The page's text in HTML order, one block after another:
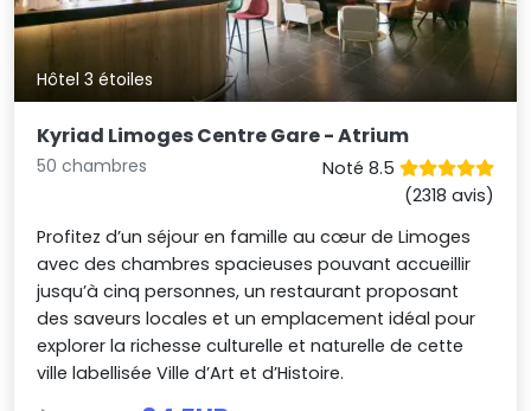
Hôtel 3 étoiles
Kyriad Limoges Centre Gare - Atrium
50 chambres
Noté 8.5
(2318 avis)
Profitez d’un séjour en famille au cœur de Limoges
avec des chambres spacieuses pouvant accueillir
jusqu’à cinq personnes, un restaurant proposant
des saveurs locales et un emplacement idéal pour
explorer la richesse culturelle et naturelle de cette
ville labellisée Ville d’Art et d’Histoire.